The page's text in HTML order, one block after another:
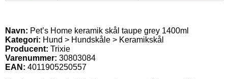
Navn: Pet’s Home keramik skål taupe grey 1400ml
Kategori: Hund > Hundskåle > Keramikskål
Producent: Trixie
Varenummer: 30803084
EAN: 4011905250557